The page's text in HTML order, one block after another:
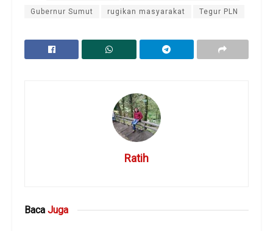
Gubernur Sumut rugikan masyarakat Tegur PLN
Ratih
Baca Juga